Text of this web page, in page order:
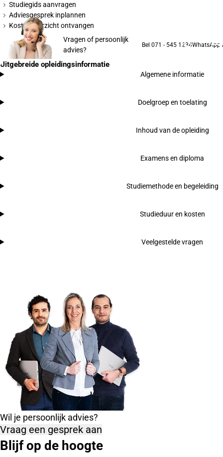
Studiegids aanvragen
Adviesgesprek inplannen
Kostenoverzicht ontvangen
Vragen of persoonlijk
advies?
Bel 071 - 545 1234WhatsApp
Uitgebreide opleidingsinformatie
Algemene informatie
Doelgroep en toelating
Inhoud van de opleiding
Examens en diploma
Studiemethode en begeleiding
Studieduur en kosten
Veelgestelde vragen
Wil je persoonlijk advies?
Vraag een gesprek aan
Blijf op de hoogte